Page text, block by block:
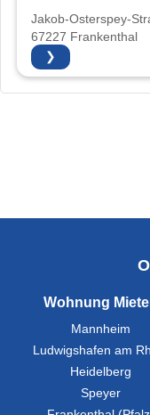
Jakob-Osterspey-
67227 Frankenthal
❯
Wohnung
Mannheim
Ludwigshafen am
Heidelberg
Speyer